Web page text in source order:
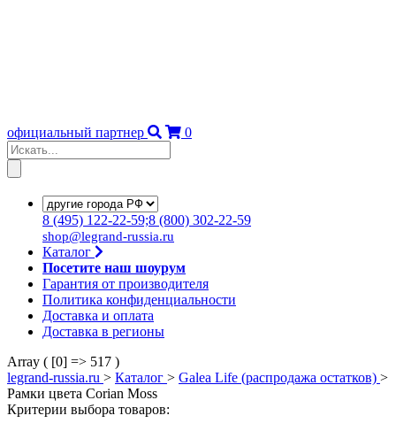
официальный партнер 0
8 (495) 122-22-59;8 (800) 302-22-59
shop@legrand-russia.ru
Каталог
Посетите наш шоурум
Гарантия от производителя
Политика конфиденциальности
Доставка и оплата
Доставка в регионы
Array ( [0] => 517 )
legrand-russia.ru > Каталог > Galea Life (распродажа остатков) >
Рамки цвета Corian Moss
Критерии выбора товаров: